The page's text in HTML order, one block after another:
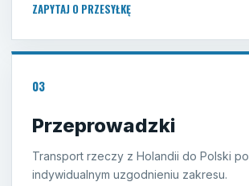
ZAPYTAJ O PRZESYŁKĘ
03
Przeprowadzki
Transport rzeczy z Holandii do Polski po
indywidualnym uzgodnieniu zakresu.